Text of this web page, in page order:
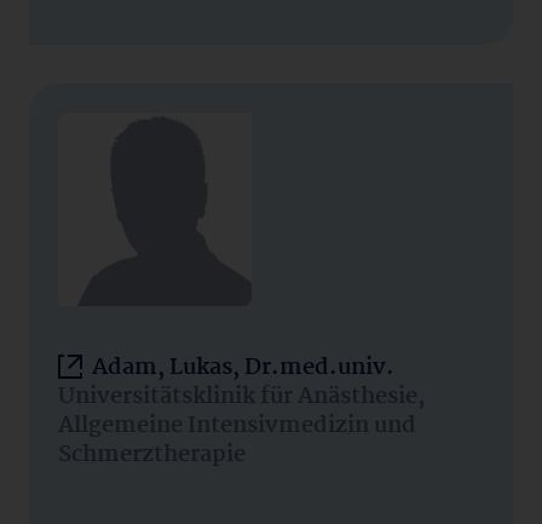
Adam, Lukas, Dr.med.univ.
Universitätsklinik für Anästhesie,
Allgemeine Intensivmedizin und
Schmerztherapie